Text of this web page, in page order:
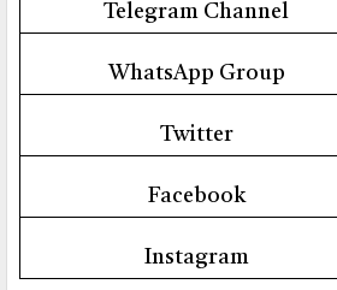
Telegram Channel
WhatsApp Group
Twitter
Facebook
Instagram